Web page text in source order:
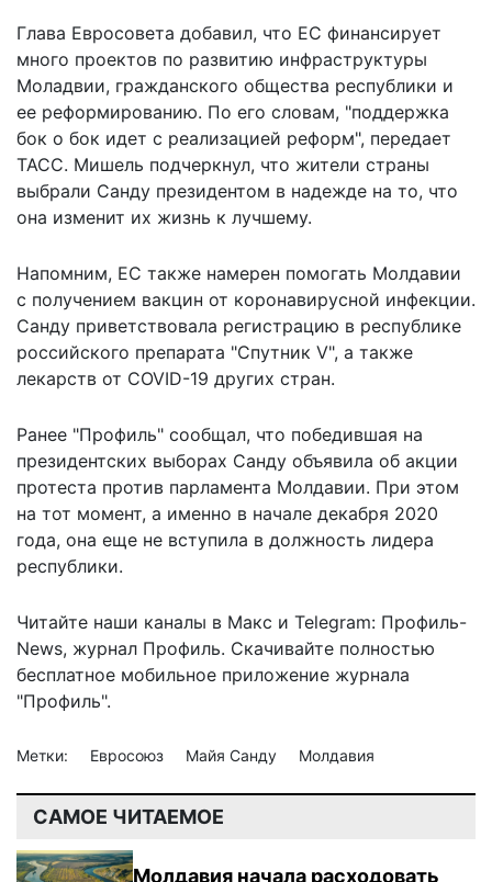
Глава Евросовета добавил, что ЕС финансирует
много проектов по развитию инфраструктуры
Моладвии, гражданского общества республики и
ее реформированию. По его словам, "поддержка
бок о бок идет с реализацией реформ", передает
ТАСС. Мишель подчеркнул, что жители страны
выбрали Санду президентом в надежде на то, что
она изменит их жизнь к лучшему.
Напомним, ЕС также намерен помогать Молдавии
с получением вакцин от коронавирусной инфекции.
Санду приветствовала регистрацию в республике
российского препарата "Спутник V", а также
лекарств от COVID-19 других стран.
Ранее "Профиль" сообщал, что победившая на
президентских выборах Санду объявила об акции
протеста против парламента Молдавии. При этом
на тот момент, а именно в начале декабря 2020
года, она еще не вступила в должность лидера
республики.
Читайте наши каналы в Макс и Telegram: Профиль-
News, журнал Профиль. Скачивайте полностью
бесплатное мобильное приложение журнала
"Профиль".
Метки: Евросоюз Майя Санду Молдавия
САМОЕ ЧИТАЕМОЕ
Молдавия начала расходовать